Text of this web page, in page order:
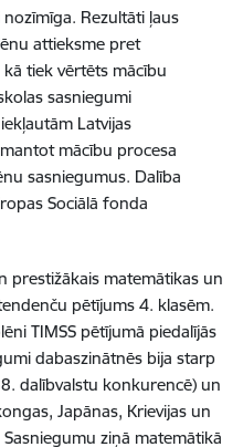
Rezultāti ļaus
attieksme pret
tiek vērtēts mācību
sasniegumi
Latvijas
mācību procesa
sasniegumus. Dalība
Sociālā fonda
prestižākais matemātikas un
pētījums 4. klasēm.
TIMSS pētījumā piedalījās
dabaszinātnēs bija starp
dalībvalstu konkurencē) un
Japānas, Krievijas un
ziņā matemātikā